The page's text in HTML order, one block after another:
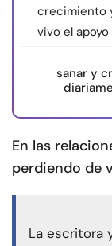
crecimiento
vivo el
sanar y
En las
perdiendo de
La escritora